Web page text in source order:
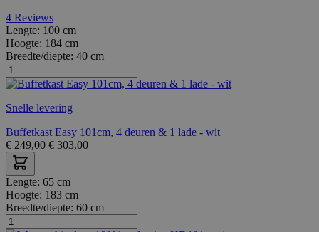
4 Reviews
Lengte: 100 cm
Hoogte: 184 cm
Breedte/diepte: 40 cm
Snelle levering
Buffetkast Easy 101cm, 4 deuren & 1 lade - wit
€ 249,00 € 303,00
Lengte: 65 cm
Hoogte: 183 cm
Breedte/diepte: 60 cm